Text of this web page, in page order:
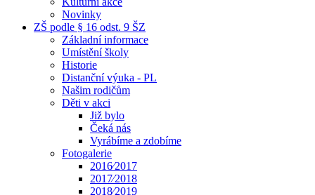
Novinky
ZŠ podle § 16 odst. 9 ŠZ
Základní informace
Umístění školy
Historie
Distanční výuka - PL
Našim rodičům
Děti v akci
Již bylo
Čeká nás
Vyrábíme a zdobíme
Fotogalerie
2016⁄2017
2017⁄2018
2018⁄2019